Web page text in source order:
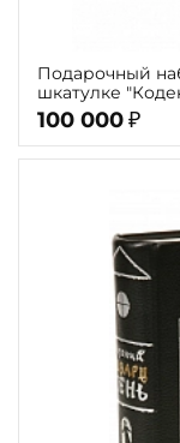
Подарочный
шкатулке
100 000 ₽